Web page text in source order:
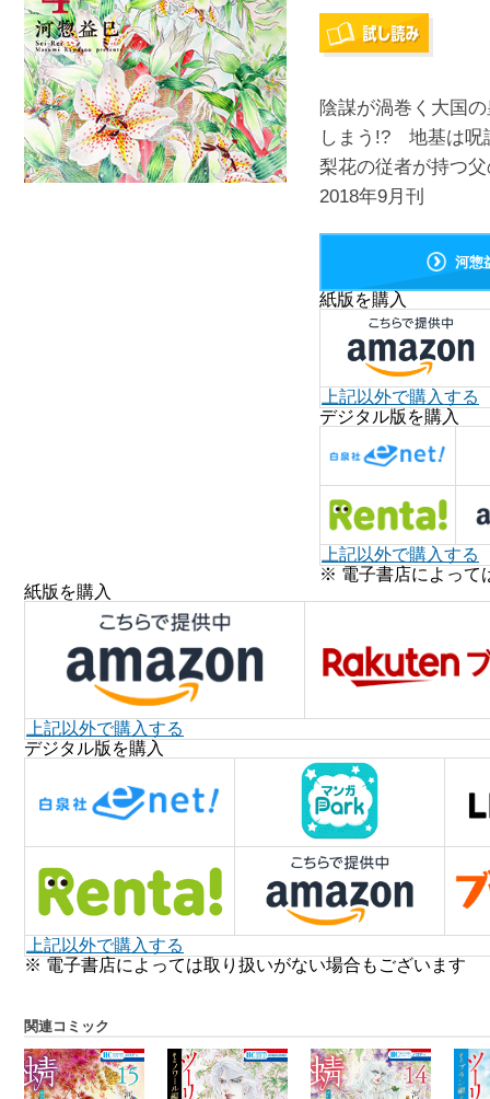
陰謀が渦巻く大国
しまう!? 地基は
梨花の従者が持つ
2018年9月刊
河惣
紙版を購入
上記以外で購入する
デジタル版を購入
上記以外で購入する
※ 電子書店によって
紙版を購入
上記以外で購入する
デジタル版を購入
上記以外で購入する
※ 電子書店によっては取り扱いがない場合もございます
関連コミック